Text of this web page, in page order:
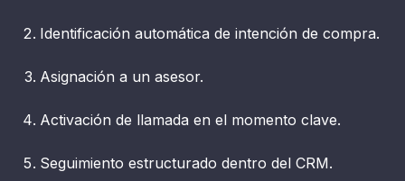
Identificación automática de intención de compra.
Asignación a un asesor.
Activación de llamada en el momento clave.
Seguimiento estructurado dentro del CRM.